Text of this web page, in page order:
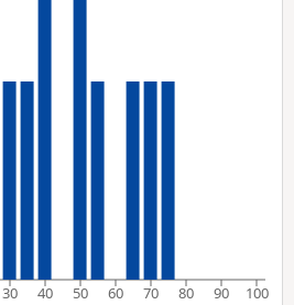
30 40 50 60 70 80 90 100